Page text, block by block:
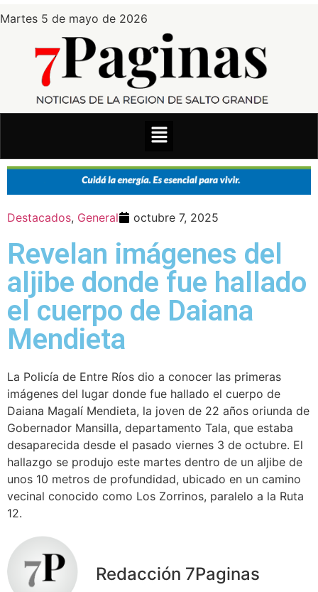
Martes 5 de mayo de 2026
Destacados, General octubre 7, 2025
Revelan imágenes del
aljibe donde fue hallado
el cuerpo de Daiana
Mendieta
La Policía de Entre Ríos dio a conocer las primeras
imágenes del lugar donde fue hallado el cuerpo de
Daiana Magalí Mendieta, la joven de 22 años oriunda de
Gobernador Mansilla, departamento Tala, que estaba
desaparecida desde el pasado viernes 3 de octubre. El
hallazgo se produjo este martes dentro de un aljibe de
unos 10 metros de profundidad, ubicado en un camino
vecinal conocido como Los Zorrinos, paralelo a la Ruta
12.
Redacción 7Paginas